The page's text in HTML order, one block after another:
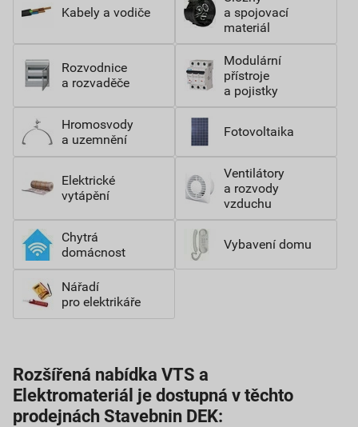
Kabely a vodiče
a spojovací
materiál
Rozvodnice
a rozvaděče
Modulární
přístroje
a pojistky
Hromosvody
a uzemnění
Fotovoltaika
Elektrické
vytápění
Ventilátory
a rozvody
vzduchu
Chytrá
domácnost
Vybavení domu
Nářadí
pro elektrikáře
Rozšířená nabídka VTS a
Elektromateriál je dostupná v těchto
prodejnách Stavebnin DEK: